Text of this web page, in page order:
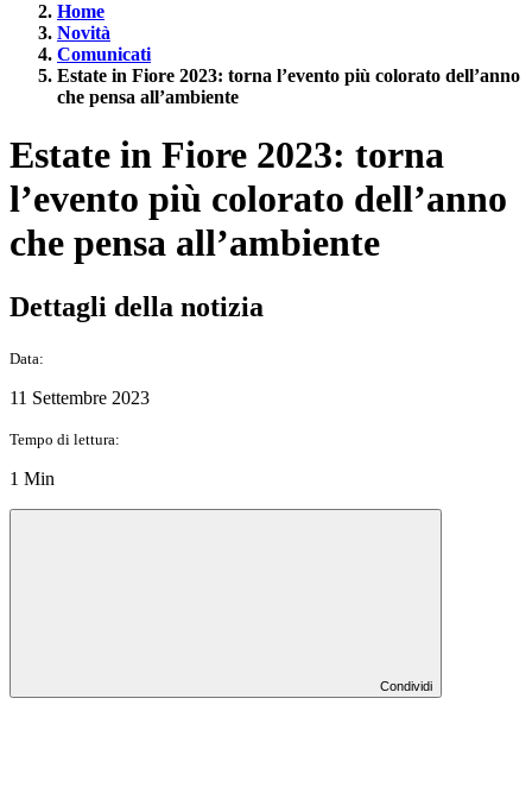
Home
Novità
Comunicati
Estate in Fiore 2023: torna l’evento più colorato dell’anno
che pensa all’ambiente
Estate in Fiore 2023: torna
l’evento più colorato dell’anno
che pensa all’ambiente
Dettagli della notizia
Data:
11 Settembre 2023
Tempo di lettura:
1 Min
Condividi